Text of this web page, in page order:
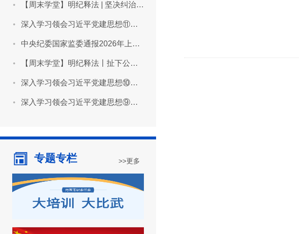
【周末学堂】明纪释法 | 坚决纠治“形象工程”“政绩工程”
深入学习领会习近平党建思想⑪坚持用严明的纪律管全党治全党
中央纪委国家监委通报2026年上半年全国纪检监察机关监督检查审查调查情况
【周末学堂】明纪释法丨扯下公款旅游的“隐身衣”
深入学习领会习近平党建思想⑩坚持推进作风建设常态化长效化
深入学习领会习近平党建思想⑨坚持建设堪当民族复兴重任的高素质干部队伍
专题专栏 >>更多